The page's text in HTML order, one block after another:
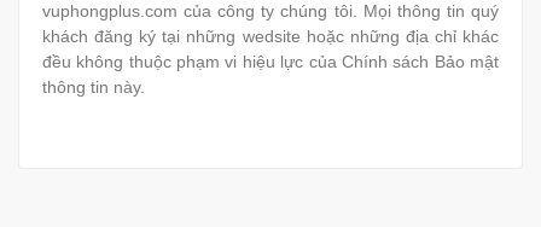
vuphongplus.com của công ty chúng tôi. Mọi thông tin quý
khách đăng ký tại những wedsite hoặc những địa chỉ khác
đều không thuộc phạm vi hiệu lực của Chính sách Bảo mật
thông tin này.